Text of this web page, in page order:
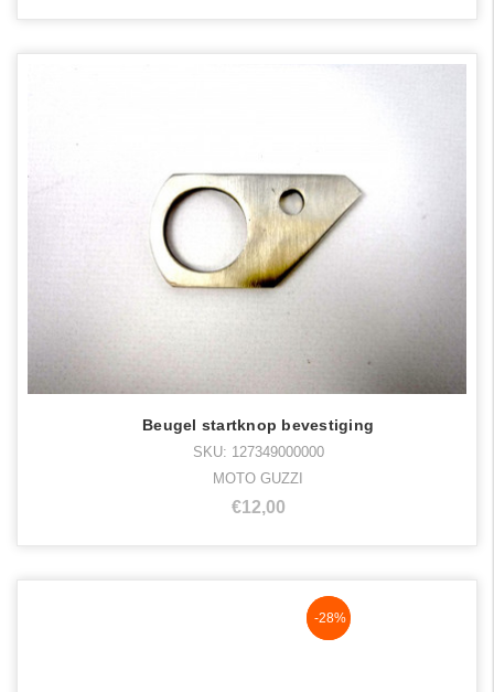
Beugel startknop bevestiging
SKU: 127349000000
MOTO GUZZI
€12,00
NaN%
-28%